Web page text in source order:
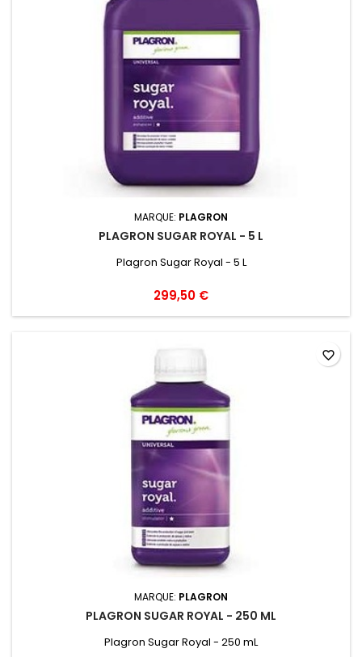
MARQUE: PLAGRON
PLAGRON SUGAR ROYAL - 5 L
Plagron Sugar Royal - 5 L
299,50 €
MARQUE: PLAGRON
PLAGRON SUGAR ROYAL - 250 ML
Plagron Sugar Royal - 250 mL
favorite_border